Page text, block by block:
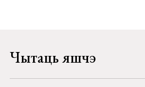
Чытаць яшчэ